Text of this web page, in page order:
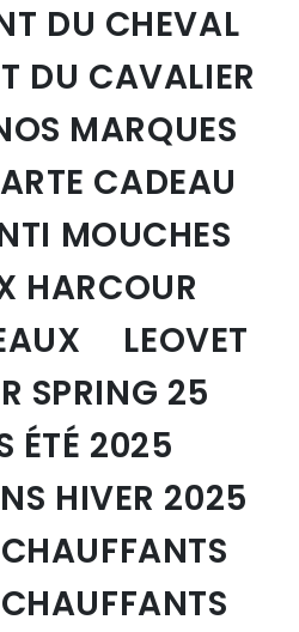
DU CHEVAL
DU CAVALIER
MARQUES
CADEAU
MOUCHES
HARCOUR
LEOVET
SPRING 25
ÉTÉ 2025
HIVER 2025